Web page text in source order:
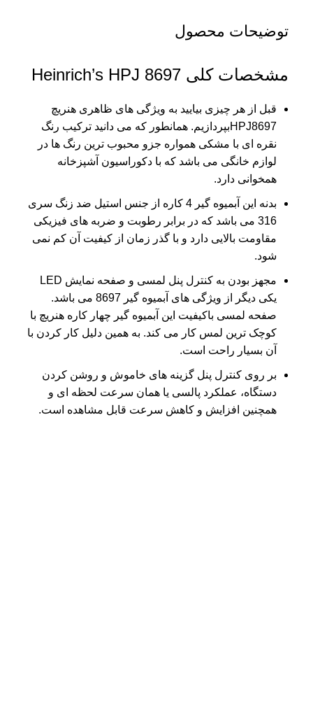
توضیحات محصول
مشخصات کلی Heinrich’s HPJ 8697
قبل از هر چیزی بیایید به ویژگی های ظاهری هنریچ
HPJ8697بپردازیم. همانطور که می دانید ترکیب رنگ
نقره ای با مشکی همواره جزو محبوب ترین رنگ ها در
لوازم خانگی می باشد که با دکوراسیون آشپزخانه
همخوانی دارد.
بدنه این آبمیوه گیر 4 کاره از جنس استیل ضد زنگ سری
316 می باشد که در برابر رطوبت و ضربه های فیزیکی
مقاومت بالایی دارد و با گذر زمان از کیفیت آن کم نمی
شود.
مجهز بودن به کنترل پنل لمسی و صفحه نمایش LED
یکی دیگر از ویژگی های آبمیوه گیر 8697 می باشد.
صفحه لمسی باکیفیت این آبمیوه گیر چهار کاره هنریچ با
کوچک ترین لمس کار می کند. به همین دلیل کار کردن با
آن بسیار راحت است.
بر روی کنترل پنل گزینه های خاموش و روشن کردن
دستگاه، عملکرد پالسی یا همان سرعت لحظه ای و
همچنین افزایش و کاهش سرعت قابل مشاهده است.